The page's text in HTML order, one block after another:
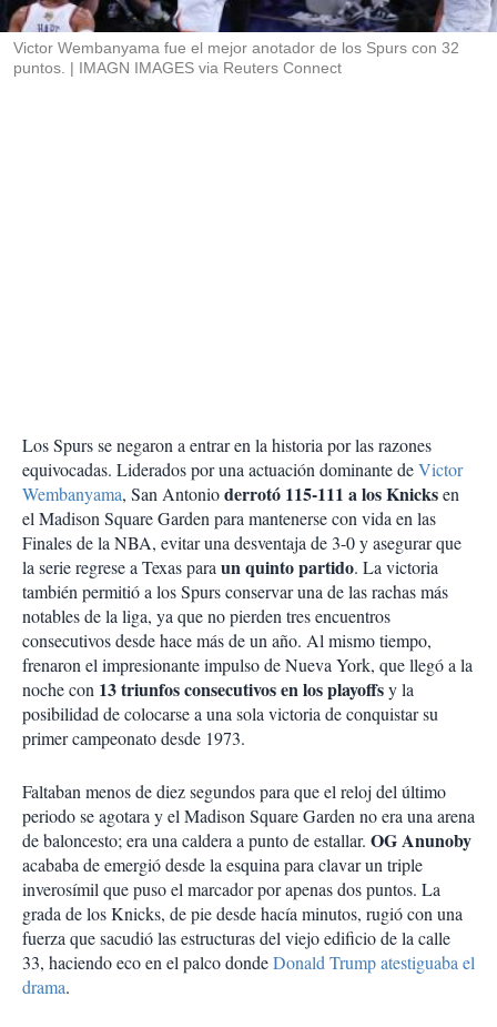
i
r
Victor Wembanyama fue el mejor anotador de los Spurs con 32
puntos.
IMAGN IMAGES via Reuters Connect
Los Spurs se negaron a entrar en la historia por las razones
equivocadas. Liderados por una actuación dominante deVictor
Wembanyama, San Antonioderrotó 115-111 a los Knicksen
el Madison Square Garden para mantenerse con vida en las
Finales de la NBA, evitar una desventaja de 3-0 y asegurar que
la serie regrese a Texas paraun quinto partido. La victoria
también permitió a los Spurs conservar una de las rachas más
notables de la liga, ya que no pierden tres encuentros
consecutivos desde hace más de un año. Al mismo tiempo,
frenaron el impresionante impulso de Nueva York, que llegó a la
noche con 13 triunfos consecutivos en los playoffsy la
posibilidad de colocarse a una sola victoria de conquistar su
primer campeonato desde 1973.
Faltaban menos de diez segundos para que el reloj del último
periodo se agotara y el Madison Square Garden no era una arena
de baloncesto; era una caldera a punto de estallar. OG Anunoby
acababa de emergió desde la esquina para clavar un triple
inverosímil que puso el marcador por apenas dos puntos. La
grada de los Knicks, de pie desde hacía minutos, rugió con una
fuerza que sacudió las estructuras del viejo edificio de la calle
33, haciendo eco en el palco dondeDonald Trump atestiguaba el
drama.